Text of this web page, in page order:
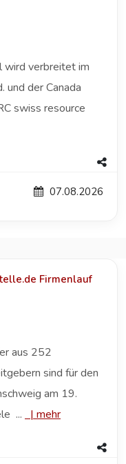
verbreitet im
und der Canada
swiss resource
07.08.2026
Firmenlauf
aus 252
sind für den
am 19.
...
| mehr